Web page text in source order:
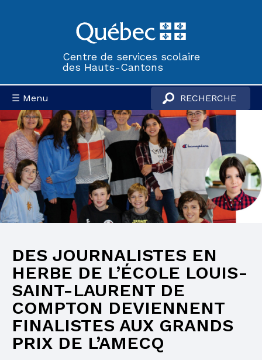
Centre de services scolaire
des Hauts-Cantons
☰ Menu
DES JOURNALISTES EN
HERBE DE L’ÉCOLE LOUIS-
SAINT-LAURENT DE
COMPTON DEVIENNENT
FINALISTES AUX GRANDS
PRIX DE L’AMECQ